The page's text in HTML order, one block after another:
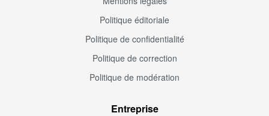
Politique éditoriale
Politique de confidentialité
Politique de correction
Politique de modération
Entreprise